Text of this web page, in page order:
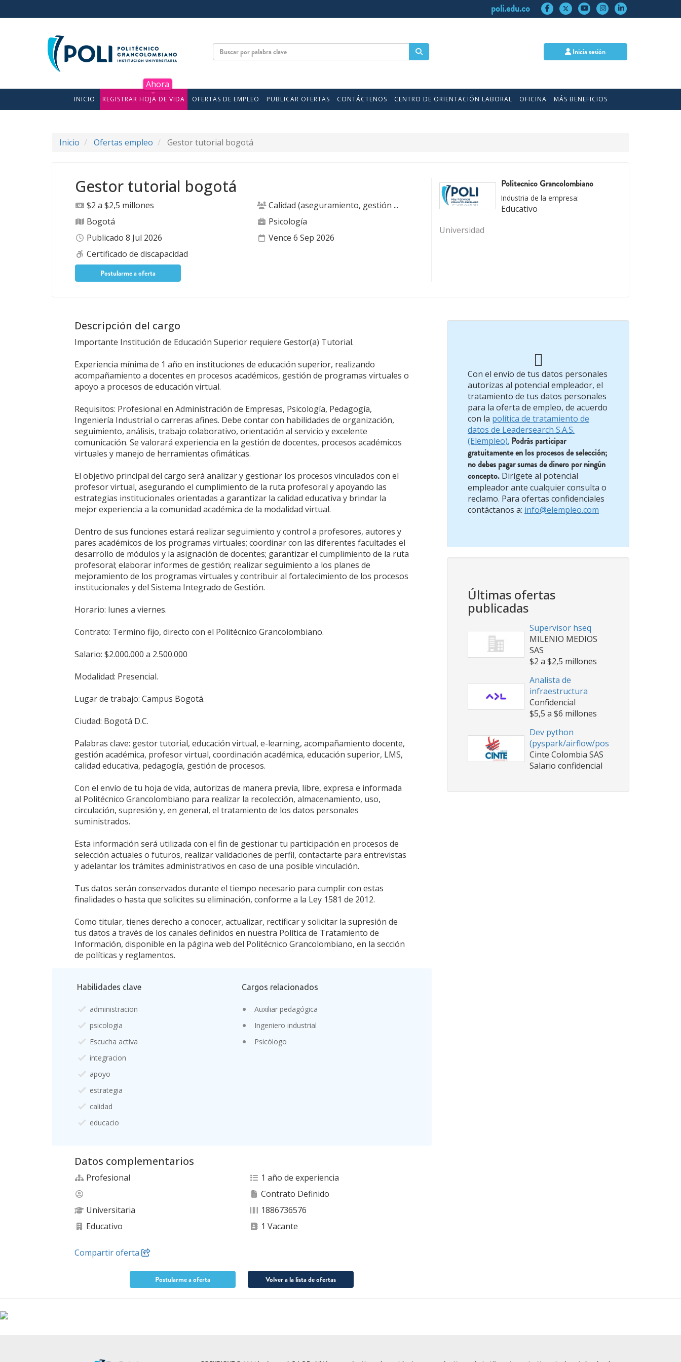
poli.edu.co
Inicia sesión
INICIO REGISTRAR HOJA DE VIDA OFERTAS DE EMPLEO PUBLICAR OFERTAS CONTÁCTENOS CENTRO DE ORIENTACIÓN LABORAL OFICINA MÁS BENEFICIOS
Inicio Ofertas empleo Gestor tutorial bogotá
Gestor tutorial bogotá
$2 a $2,5 millones
Bogotá
Publicado 8 Jul 2026
Certificado de discapacidad
Calidad (aseguramiento, gestión ...
Psicología
Vence 6 Sep 2026
Postularme a oferta
Politecnico Grancolombiano
Industria de la empresa:
Educativo
Universidad
Descripción del cargo
Importante Institución de Educación Superior requiere Gestor(a) Tutorial.
Experiencia mínima de 1 año en instituciones de educación superior, realizando
acompañamiento a docentes en procesos académicos, gestión de programas virtuales o
apoyo a procesos de educación virtual.
Requisitos: Profesional en Administración de Empresas, Psicología, Pedagogía,
Ingeniería Industrial o carreras afines. Debe contar con habilidades de organización,
seguimiento, análisis, trabajo colaborativo, orientación al servicio y excelente
comunicación. Se valorará experiencia en la gestión de docentes, procesos académicos
virtuales y manejo de herramientas ofimáticas.
El objetivo principal del cargo será analizar y gestionar los procesos vinculados con el
profesor virtual, asegurando el cumplimiento de la ruta profesoral y apoyando las
estrategias institucionales orientadas a garantizar la calidad educativa y brindar la
mejor experiencia a la comunidad académica de la modalidad virtual.
Dentro de sus funciones estará realizar seguimiento y control a profesores, autores y
pares académicos de los programas virtuales; coordinar con las diferentes facultades el
desarrollo de módulos y la asignación de docentes; garantizar el cumplimiento de la ruta
profesoral; elaborar informes de gestión; realizar seguimiento a los planes de
mejoramiento de los programas virtuales y contribuir al fortalecimiento de los procesos
institucionales y del Sistema Integrado de Gestión.
Horario: lunes a viernes.
Contrato: Termino fijo, directo con el Politécnico Grancolombiano.
Salario: $2.000.000 a 2.500.000
Modalidad: Presencial.
Lugar de trabajo: Campus Bogotá.
Ciudad: Bogotá D.C.
Palabras clave: gestor tutorial, educación virtual, e-learning, acompañamiento docente,
gestión académica, profesor virtual, coordinación académica, educación superior, LMS,
calidad educativa, pedagogía, gestión de procesos.
Con el envío de tu hoja de vida, autorizas de manera previa, libre, expresa e informada
al Politécnico Grancolombiano para realizar la recolección, almacenamiento, uso,
circulación, supresión y, en general, el tratamiento de los datos personales
suministrados.
Esta información será utilizada con el fin de gestionar tu participación en procesos de
selección actuales o futuros, realizar validaciones de perfil, contactarte para entrevistas
y adelantar los trámites administrativos en caso de una posible vinculación.
Tus datos serán conservados durante el tiempo necesario para cumplir con estas
finalidades o hasta que solicites su eliminación, conforme a la Ley 1581 de 2012.
Como titular, tienes derecho a conocer, actualizar, rectificar y solicitar la supresión de
tus datos a través de los canales definidos en nuestra Política de Tratamiento de
Información, disponible en la página web del Politécnico Grancolombiano, en la sección
de políticas y reglamentos.
Habilidades clave
administracion
psicologia
Escucha activa
integracion
apoyo
estrategia
calidad
educacio
Cargos relacionados
Auxiliar pedagógica
Ingeniero industrial
Psicólogo
Datos complementarios
Profesional
Universitaria
Educativo
1 año de experiencia
Contrato Definido
1886736576
1 Vacante
Compartir oferta
Postularme a oferta Volver a la lista de ofertas
Con el envío de tus datos personales
autorizas al potencial empleador, el
tratamiento de tus datos personales
para la oferta de empleo, de acuerdo
con la política de tratamiento de
datos de Leadersearch S.A.S.
(Elempleo). Podrás participar
gratuitamente en los procesos de selección;
no debes pagar sumas de dinero por ningún
concepto. Dirígete al potencial
empleador ante cualquier consulta o
reclamo. Para ofertas confidenciales
contáctanos a: info@elempleo.com
Últimas ofertas
publicadas
Supervisor hseq
MILENIO MEDIOS
SAS
$2 a $2,5 millones
Analista de
infraestructura
Confidencial
$5,5 a $6 millones
Dev python
(pyspark/airflow/postgresql…
Cinte Colombia SAS
Salario confidencial